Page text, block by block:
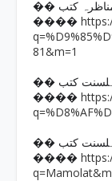
مناظرہ کتب
����
81&m=1
اہلسنت کتب
����
کتب
����